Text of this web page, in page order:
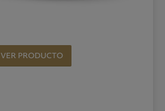
VER PRODUCTO